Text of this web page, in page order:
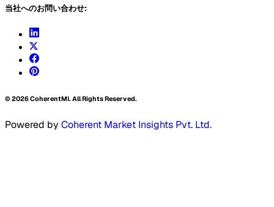
当社へのお問い合わせ:
©2026CoherentMI. All Rights Reserved.
Powered by Coherent Market Insights Pvt. Ltd.